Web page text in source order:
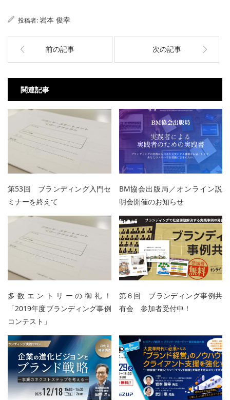
投稿者:岩本 俊幸
前の記事 次の記事
関連記事
第53回 ブランディング入門セ
ミナーを終えて
BM協会出版局／オンライン説
明会開催のお知らせ
多数エントリーの御礼！
「2019年度ブランディング事例
コンテスト」
第６回 ブランディング事例共
有会 参加者受付中！